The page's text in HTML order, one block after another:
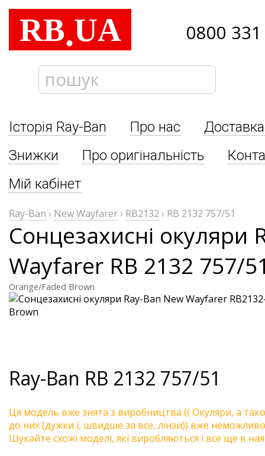
RB.UA 0800
Історія Ray-Ban Про нас
Знижки
Про оригінальність
Мій кабінет
Ray-Ban › New Wayfarer› RB2132 › RB 2132 757/51
Сонцезахисні окуляри
Wayfarer RB 2132 757/
Orange/Faded Brown
Ray-Ban RB 2132 757/51
Ця модель вже знята з виробництва (( Окуляри, а
до них (дужки і, швидше за все, лінзи)) вже неможливо
Шукайте схожі моделі, які виробляються і все ще в